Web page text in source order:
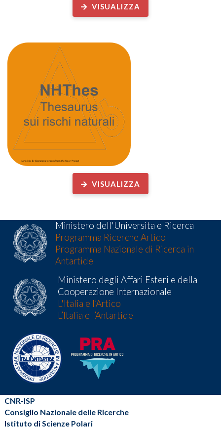
VISUALIZZA
VISUALIZZA
Ministero dell'Universita e Ricerca
Programma Ricerche Artico
Programma Nazionale di Ricerca in
Antartide
Ministero degli Affari Esteri e della
Cooperazione Internazionale
L'Italia e l’Artico
L’Italia e l’Antartide
CNR-ISP
Consiglio Nazionale delle Ricerche
Istituto di Scienze Polari